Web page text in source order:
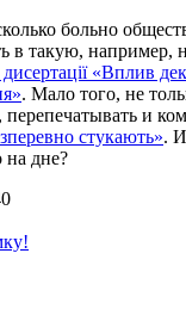
больно
в такую, например,
дисертації «Вплив
. Мало того, не
перепечатывать и
стукають».
на дне?